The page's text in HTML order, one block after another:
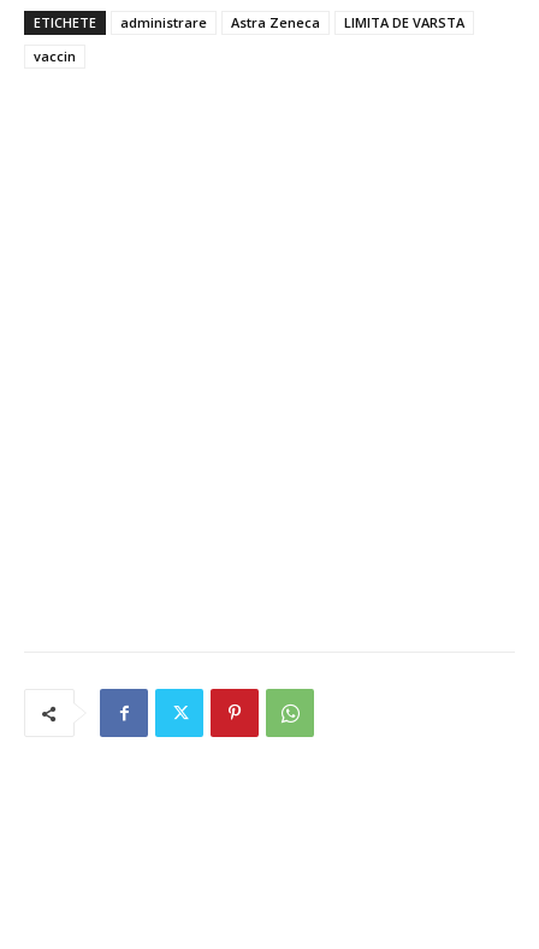
ETICHETE administrare Astra Zeneca
LIMITA DE VARSTA
vaccin